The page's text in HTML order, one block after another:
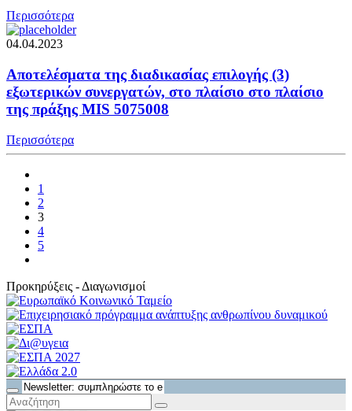
Περισσότερα
04.04.2023
Αποτελέσματα της διαδικασίας επιλογής (3)
εξωτερικών συνεργατών, στο πλαίσιο στο πλαίσιο
της πράξης MIS 5075008
Περισσότερα
1
2
3
4
5
Προκηρύξεις - Διαγωνισμοί